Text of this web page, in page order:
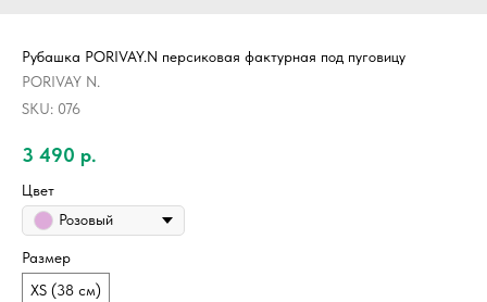
Рубашка PORIVAY.N персиковая фактурная под пуговицу
PORIVAY N.
SKU: 076
3 490 р.
Цвет
Розовый
Размер
XS (38 см)